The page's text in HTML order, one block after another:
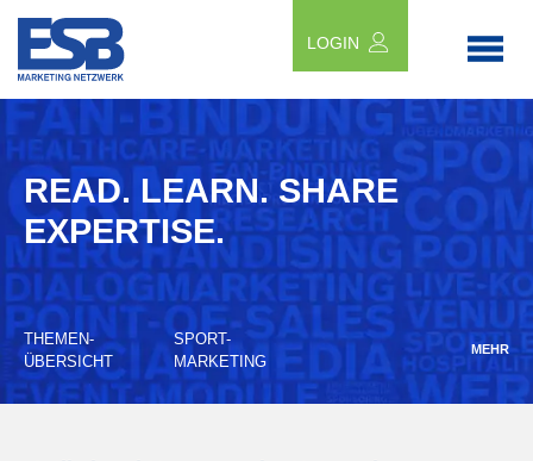
LOGIN
READ. LEARN. SHARE
EXPERTISE.
THEMEN-
ÜBERSICHT
SPORT-
MARKETING
MEHR